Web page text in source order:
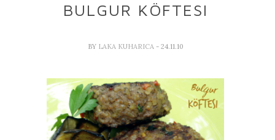
BULGUR KÖFTESI
BY LAKA KUHARICA - 24.11.10